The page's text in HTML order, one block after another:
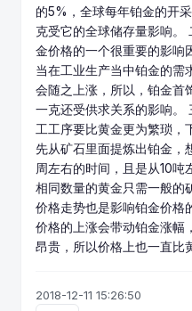
的5%，全球每年铂金的开
克受它的全球储存量影响。
金价格的一个很重要的影响
当在工业生产当中铂金的需
会随之上涨，所以，铂金首
一克还受供求关系的影响。
工工序要比黄金更为繁琐，
先从矿石里面提炼出铂金，
周左右的时间，且是从10
相同数量的黄金只需一般的
价格走势也是影响铂金价格
价格的上涨会带动铂金涨幅
昂贵，所以价格上也一直比
2018-12-11 15:26:50